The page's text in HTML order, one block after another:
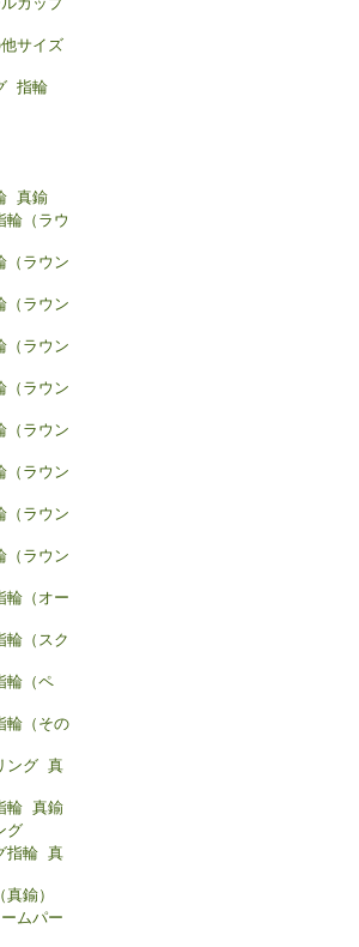
サイズ
指輪
真鍮
輪（ラウ
（ラウン
（ラウン
（ラウン
（ラウン
（ラウン
（ラウン
（ラウン
（ラウン
輪（オー
輪（スク
輪（ペ
輪（その
ング 真
輪 真鍮
グ
指輪 真
鍮）
ムパー